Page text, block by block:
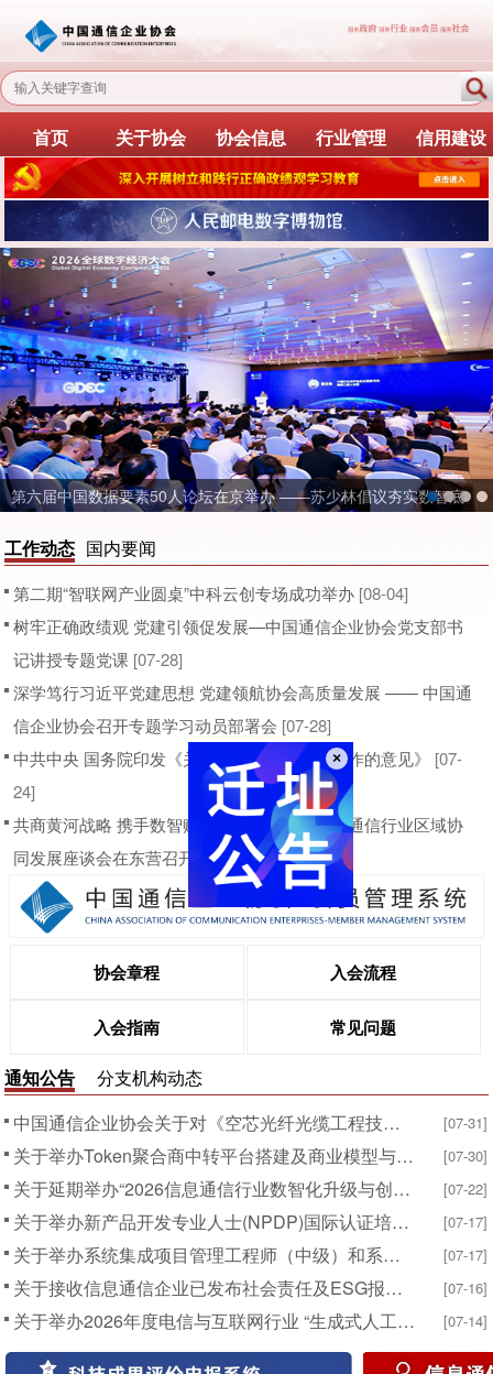
首页 关于协会 协会信息 行业管理 信用建设
2026中国信息通信业发展高层论坛在京举办
工作动态 国内要闻
第二期“智联网产业圆桌”中科云创专场成功举办 [08-04]
树牢正确政绩观 党建引领促发展—中国通信企业协会党支部书
记讲授专题党课 [07-28]
深学笃行习近平党建思想 党建领航协会高质量发展 —— 中国通
信企业协会召开专题学习动员部署会 [07-28]
中共中央 国务院印发《关于加强新时代社会工作的意见》 [07-
24]
共商黄河战略 携手数智赋能——沿黄流域信息通信行业区域协
同发展座谈会在东营召开
[07-20]
协会章程 入会流程
入会指南 常见问题
通知公告 分支机构动态
中国通信企业协会关于对《空芯光纤光缆工程技术规范》等4项团体标准征求意见的通知 [07-31]
关于举办Token聚合商中转平台搭建及商业模型与合规运营专题培训的通知 [07-30]
关于延期举办“2026信息通信行业数智化升级与创新发展研讨会暨行业高级管理研修班”的通知 [07-22]
关于举办新产品开发专业人士(NPDP)国际认证培训的通知 [07-17]
关于举办系统集成项目管理工程师（中级）和系统规划与管理师（高级）职业资格考试考前冲刺辅导培训班的通知 [07-17]
关于接收信息通信企业已发布社会责任及ESG报告的通知 [07-16]
关于举办2026年度电信与互联网行业 “生成式人工智能系统应用员”培训班的通知 [07-14]